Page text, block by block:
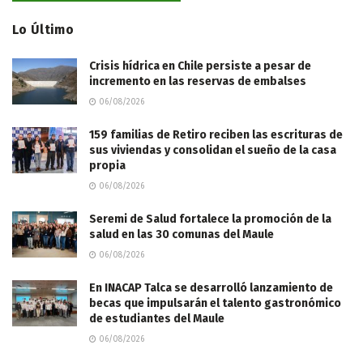
Lo Último
Crisis hídrica en Chile persiste a pesar de
incremento en las reservas de embalses
06/08/2026
159 familias de Retiro reciben las escrituras de
sus viviendas y consolidan el sueño de la casa
propia
06/08/2026
Seremi de Salud fortalece la promoción de la
salud en las 30 comunas del Maule
06/08/2026
En INACAP Talca se desarrolló lanzamiento de
becas que impulsarán el talento gastronómico
de estudiantes del Maule
06/08/2026